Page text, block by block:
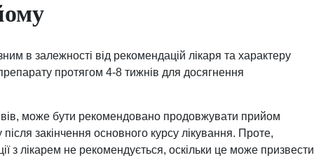
в залежності від рекомендацій лікаря та характеру
протягом 4-8 тижнів для досягнення
може бути рекомендовано продовжувати прийом
закінчення основного курсу лікування. Проте,
з лікарем не рекомендується, оскільки це може призвести